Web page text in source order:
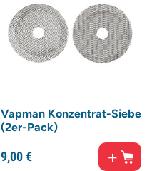
Vapman Konzentrat-Siebe
(2er-Pack)
9,00€